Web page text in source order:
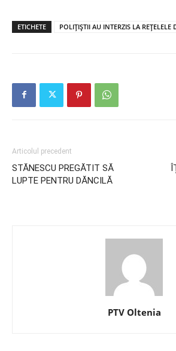
ETICHETE POLIȚIȘTII AU INTERZIS LA REȚELELE
Articolul precedent
STĂNESCU PREGĂTIT SĂ
LUPTE PENTRU DĂNCILĂ
PTV Oltenia